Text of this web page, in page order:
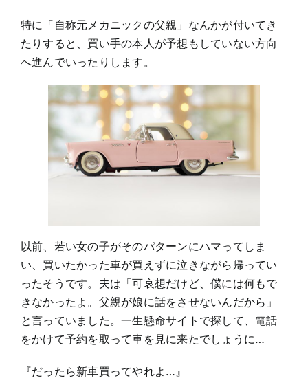
特に「自称元メカニックの父親」なんかが付いてき
たりすると、買い手の本人が予想もしていない方向
へ進んでいったりします。
以前、若い女の子がそのパターンにハマってしま
い、買いたかった車が買えずに泣きながら帰ってい
ったそうです。夫は「可哀想だけど、僕には何もで
きなかったよ。父親が娘に話をさせないんだから」
と言っていました。一生懸命サイトで探して、電話
をかけて予約を取って車を見に来たでしょうに…
『だったら新車買ってやれよ…』